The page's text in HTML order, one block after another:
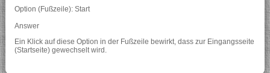
Option (Fußzeile): Start
Answer
Ein Klick auf diese Option in der Fußzeile bewirkt, dass zur Eingangsseite
(Startseite) gewechselt wird.